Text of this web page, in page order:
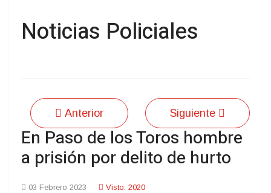
Noticias Policiales
Anterior Siguiente
En Paso de los Toros hombre
a prisión por delito de hurto
03 Febrero 2023 Visto: 2020